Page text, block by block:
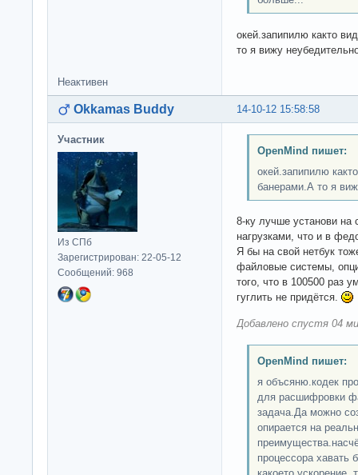
окей.запипилю както
то я вижу
Неактивен
14-10-12 15:58:58
Okkamas Buddy
Участник
Из СПб
Зарегистрирован: 22-05-12
Сообщений: 968
OpenMind пишет:
окей.запипилю
банерами.А то я
8-ку лучше установи на
нагрузками, что и в
Я бы на свой нетбук
файловые системы,
того, что в 100500 раз
гуглить не придётся.
Добавлено спустя 04
OpenMind пишет:
я объсяню.кодек
для расшифровки
задача.Да можно
опирается на
процессора хавать